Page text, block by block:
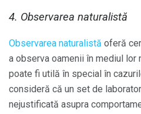
4. Observarea naturalistă
Observarea naturalistă oferă
a observa oamenii în mediul lor
poate fi utilă în special în
consideră că un set de
nejustificată asupra